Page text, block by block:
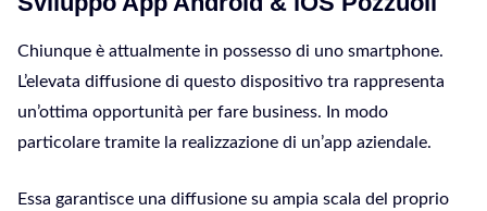
Chiunque è attualmente in possesso di uno smartphone.
L’elevata diffusione di questo dispositivo tra rappresenta
un’ottima opportunità per fare business. In modo
particolare tramite la realizzazione di un’app aziendale.
Essa garantisce una diffusione su ampia scala del proprio